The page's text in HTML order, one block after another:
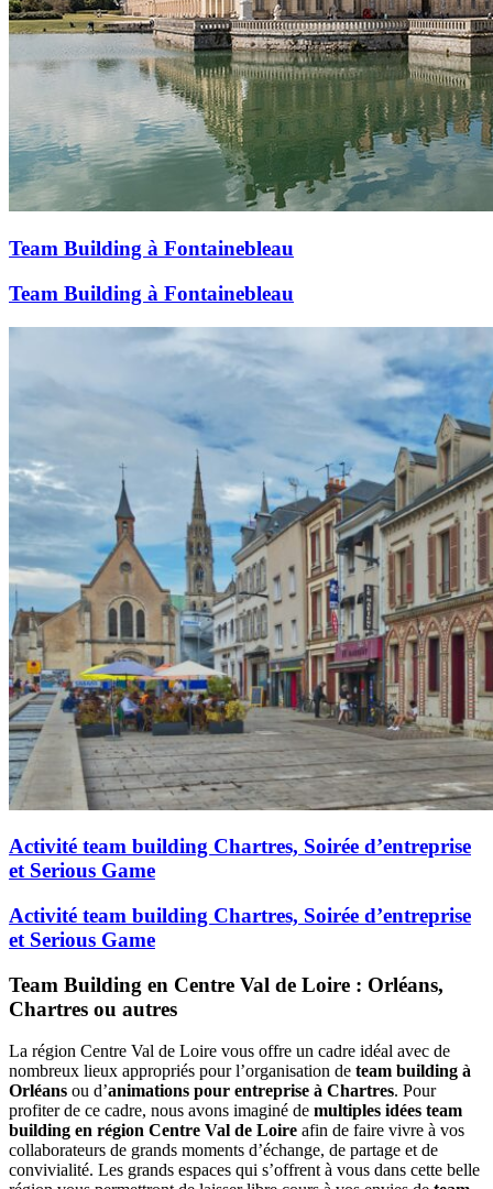
Team Building à Fontainebleau
Team Building à Fontainebleau
Activité team building Chartres, Soirée d’entreprise
et Serious Game
Activité team building Chartres, Soirée d’entreprise
et Serious Game
Team Building en Centre Val de Loire : Orléans,
Chartres ou autres
La région Centre Val de Loire vous offre un cadre idéal avec de
nombreux lieux appropriés pour l’organisation de team building à
Orléans ou d’animations pour entreprise à Chartres. Pour
profiter de ce cadre, nous avons imaginé de multiples idées team
building en région Centre Val de Loire afin de faire vivre à vos
collaborateurs de grands moments d’échange, de partage et de
convivialité. Les grands espaces qui s’offrent à vous dans cette belle